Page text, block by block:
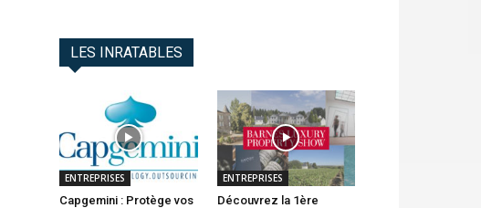
LES INRATABLES
ENTREPRISES
Capgemini : Protège vos
ENTREPRISES
Découvrez la 1ère